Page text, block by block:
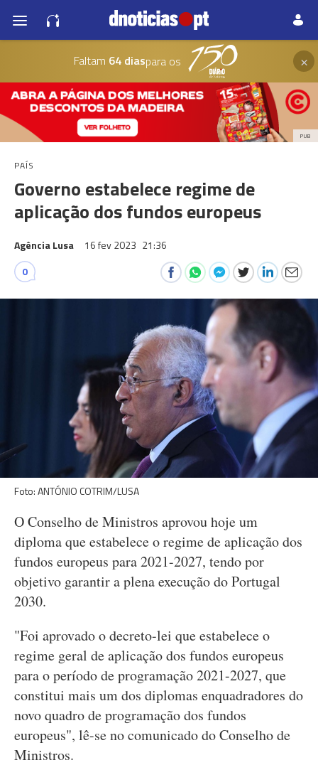
Faltam 64 diaspara os ×
PUB
PAÍS
Governo estabelece regime de
aplicação dos fundos europeus
Agência Lusa 16 fev 2023 21:36
0
Foto: ANTÓNIO COTRIM/LUSA
O Conselho de Ministros aprovou hoje um
diploma que estabelece o regime de aplicação dos
fundos europeus para 2021-2027, tendo por
objetivo garantir a plena execução do Portugal
2030.
"Foi aprovado o decreto-lei que estabelece o
regime geral de aplicação dos fundos europeus
para o período de programação 2021-2027, que
constitui mais um dos diplomas enquadradores do
novo quadro de programação dos fundos
europeus", lê-se no comunicado do Conselho de
Ministros.